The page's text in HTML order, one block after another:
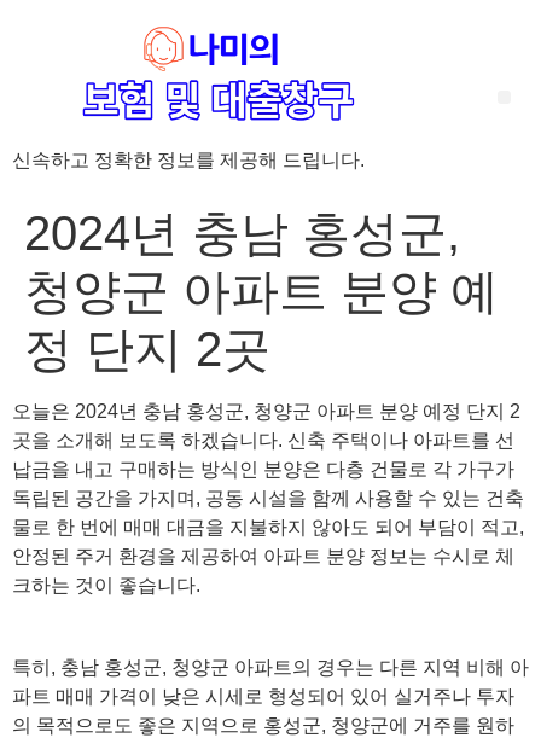
신속하고 정확한 정보를 제공해 드립니다.
2024년 충남 홍성군,
청양군 아파트 분양 예
정 단지 2곳
오늘은 2024년 충남 홍성군, 청양군 아파트 분양 예정 단지 2
곳을 소개해 보도록 하겠습니다. 신축 주택이나 아파트를 선
납금을 내고 구매하는 방식인 분양은 다층 건물로 각 가구가
독립된 공간을 가지며, 공동 시설을 함께 사용할 수 있는 건축
물로 한 번에 매매 대금을 지불하지 않아도 되어 부담이 적고,
안정된 주거 환경을 제공하여 아파트 분양 정보는 수시로 체
크하는 것이 좋습니다.
특히, 충남 홍성군, 청양군 아파트의 경우는 다른 지역 비해 아
파트 매매 가격이 낮은 시세로 형성되어 있어 실거주나 투자
의 목적으로도 좋은 지역으로 홍성군, 청양군에 거주를 원하